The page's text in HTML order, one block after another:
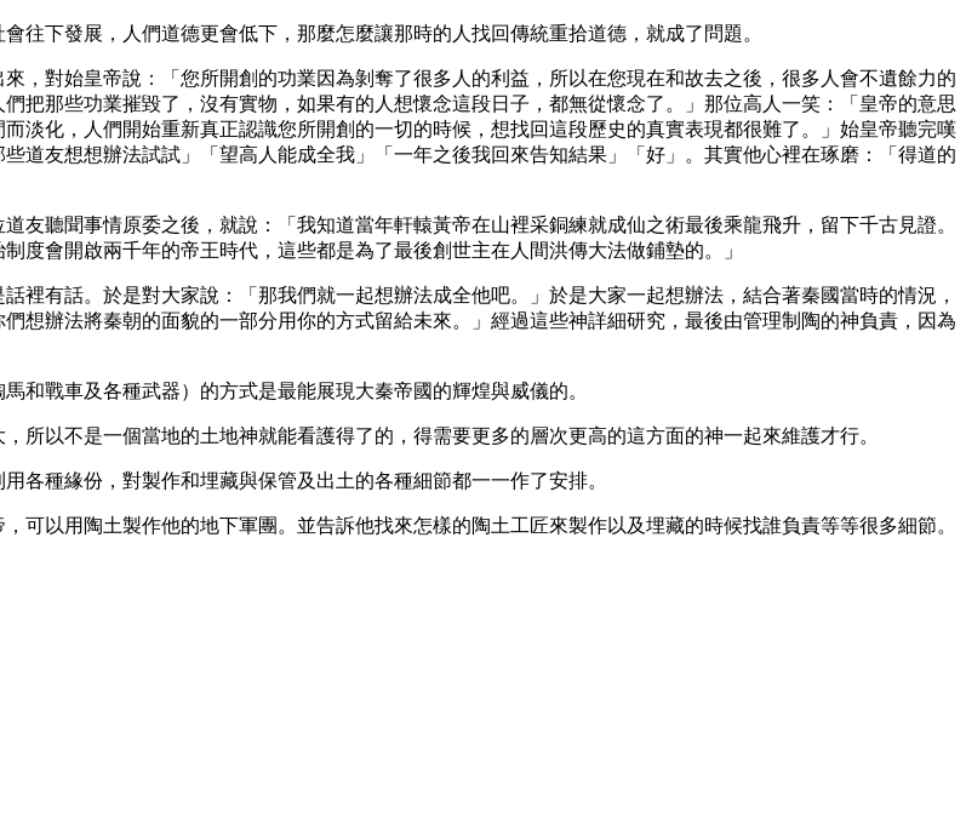
往下發展，人們道德更會低下，那麼怎麼讓那時的人找回傳統重拾道德，就成了問題。
，對始皇帝說：「您所開創的功業因為剝奪了很多人的利益，所以在您現在和故去之後，很多人會不遺餘力的
把那些功業摧毀了，沒有實物，如果有的人想懷念這段日子，都無從懷念了。」那位高人一笑：「皇帝的意思
淡化，人們開始重新真正認識您所開創的一切的時候，想找回這段歷史的真實表現都很難了。」始皇帝聽完嘆
道友想想辦法試試」「望高人能成全我」「一年之後我回來告知結果」「好」。其實他心裡在琢磨：「得道的
友聽聞事情原委之後，就說：「我知道當年軒轅黃帝在山裡采銅練就成仙之術最後乘龍飛升，留下千古見證。
度會開啟兩千年的帝王時代，這些都是為了最後創世主在人間洪傳大法做鋪墊的。」
裡有話。於是對大家說：「那我們就一起想辦法成全他吧。」於是大家一起想辦法，結合著秦國當時的情況，
想辦法將秦朝的面貌的一部分用你的方式留給未來。」經過這些神詳細研究，最後由管理制陶的神負責，因為
和戰車及各種武器）的方式是最能展現大秦帝國的輝煌與威儀的。
所以不是一個當地的土地神就能看護得了的，得需要更多的層次更高的這方面的神一起來維護才行。
各種緣份，對製作和埋藏與保管及出土的各種細節都一一作了安排。
可以用陶土製作他的地下軍團。並告訴他找來怎樣的陶土工匠來製作以及埋藏的時候找誰負責等等很多細節。